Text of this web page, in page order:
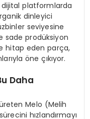
dijital platformlarda
dinleyici
seviyesine
sade prodüksiyon
hitap eden parça,
öne çıkıyor.
Daha
Melo (Melih
hızlandırmayı